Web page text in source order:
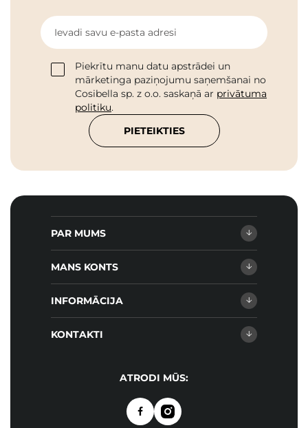
Ievadi savu e-pasta adresi
Piekrītu manu datu apstrādei un
mārketinga paziņojumu saņemšanai no
Cosibella sp. z o.o. saskaņā ar privātuma
politiku.
PIETEIKTIES
PAR MUMS
MANS KONTS
INFORMĀCIJA
KONTAKTI
ATRODI MŪS: